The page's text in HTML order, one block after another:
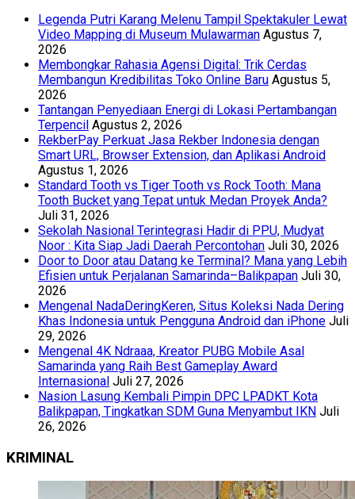
Legenda Putri Karang Melenu Tampil Spektakuler Lewat
Video Mapping di Museum Mulawarman Agustus 7,
2026
Membongkar Rahasia Agensi Digital: Trik Cerdas
Membangun Kredibilitas Toko Online Baru Agustus 5,
2026
Tantangan Penyediaan Energi di Lokasi Pertambangan
Terpencil Agustus 2, 2026
RekberPay Perkuat Jasa Rekber Indonesia dengan
Smart URL, Browser Extension, dan Aplikasi Android
Agustus 1, 2026
Standard Tooth vs Tiger Tooth vs Rock Tooth: Mana
Tooth Bucket yang Tepat untuk Medan Proyek Anda?
Juli 31, 2026
Sekolah Nasional Terintegrasi Hadir di PPU, Mudyat
Noor : Kita Siap Jadi Daerah Percontohan Juli 30, 2026
Door to Door atau Datang ke Terminal? Mana yang Lebih
Efisien untuk Perjalanan Samarinda–Balikpapan Juli 30,
2026
Mengenal NadaDeringKeren, Situs Koleksi Nada Dering
Khas Indonesia untuk Pengguna Android dan iPhone Juli
29, 2026
Mengenal 4K Ndraaa, Kreator PUBG Mobile Asal
Samarinda yang Raih Best Gameplay Award
Internasional Juli 27, 2026
Nasion Lasung Kembali Pimpin DPC LPADKT Kota
Balikpapan, Tingkatkan SDM Guna Menyambut IKN Juli
26, 2026
KRIMINAL